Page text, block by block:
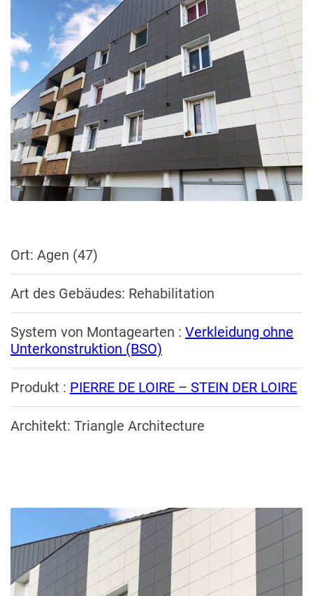
Ort: Agen (47)
Art des Gebäudes: Rehabilitation
System von Montagearten : Verkleidung ohne
Unterkonstruktion (BSO)
Produkt : PIERRE DE LOIRE – STEIN DER LOIRE
Architekt: Triangle Architecture